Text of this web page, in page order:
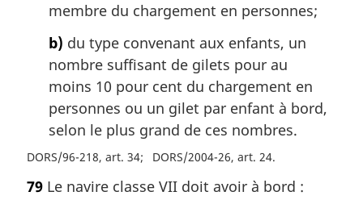
membre du chargement en personnes;
b) du type convenant aux enfants, un
nombre suffisant de gilets pour au
moins 10 pour cent du chargement en
personnes ou un gilet par enfant à bord,
selon le plus grand de ces nombres.
DORS/96-218, art. 34 DORS/2004-26, art. 24
79 Le navire classe VII doit avoir à bord :